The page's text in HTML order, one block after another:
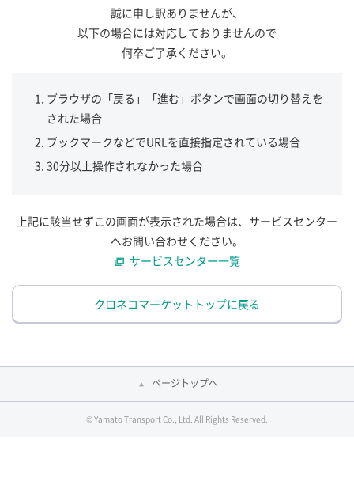
誠に申し訳ありませんが、
以下の場合には対応しておりませんので
何卒ご了承ください。
ブラウザの「戻る」「進む」ボタンで画面の切り替えを
された場合
ブックマークなどでURLを直接指定されている場合
30分以上操作されなかった場合
上記に該当せずこの画面が表示された場合は、サービスセンター
へお問い合わせください。
サービスセンター一覧
クロネコマーケットトップに戻る
ページトップへ
© Yamato Transport Co., Ltd. All Rights Reserved.